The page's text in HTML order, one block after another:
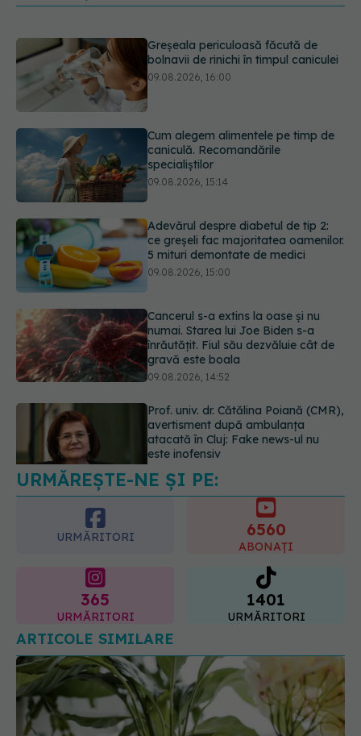
Cum alegem alimentele pe timp de
caniculă. Recomandările
specialiștilor
Adevărul despre diabetul de tip 2:
ce greșeli fac majoritatea oamenilor.
5 mituri demontate de medici
09.08.2026, 15:00
Cancerul s-a extins la oase și nu
numai. Starea lui Joe Biden s-a
înrăutățit. Fiul său dezvăluie cât de
gravă este boala
Prof. univ. dr. Cătălina Poiană (CMR),
avertisment după ambulanța
atacată în Cluj: Fake news-ul nu
este inofensiv
09.08.2026, 14:05
Greșeala periculoasă făcută de
bolnavii de rinichi în timpul caniculei
09.08.2026, 16:00
URMĂREȘTE-NE ȘI PE:
URMĂRITORI 6560
ABONAȚI
365
URMĂRITORI
1401
URMĂRITORI
ARTICOLE SIMILARE